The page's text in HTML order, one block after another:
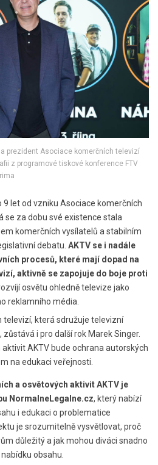
prezident Asociace komerčních televizí
z programové tiskové konference FTV
9 let od vzniku Asociace komerčních
se za dobu své existence stala
komerčních vysílatelů a stabilním
debatu. AKTV se i nadále
procesů, které mají dopad na
aktivně se zapojuje do boje proti
osvětu ohledně televize jako
reklamního média.
televizí, která sdružuje televizní
zůstává i pro další rok Marek Singer.
AKTV bude ochrana autorských
na edukaci veřejnosti.
a osvětových aktivit AKTV je
NormalneLegalne.cz, který nabízí
i edukaci o problematice
je srozumitelně vysvětlovat, proč
důležitý a jak mohou diváci snadno
obsahu.